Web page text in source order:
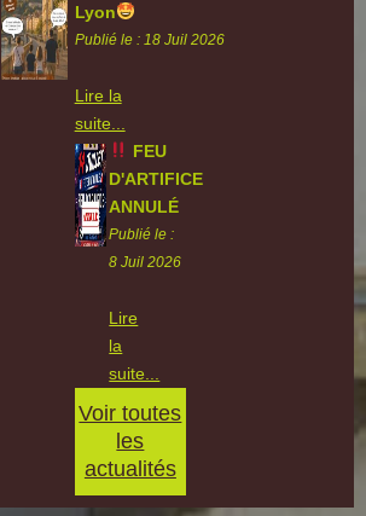
Lyon
Publié le : 18 Juil 2026
Lire la
suite...
FEU
D'ARTIFICE
ANNULÉ
Publié le :
8 Juil 2026
Lire
la
suite...
Voir toutes
les
actualités